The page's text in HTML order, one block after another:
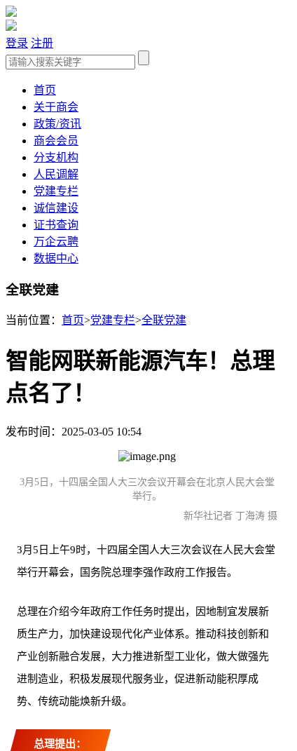
登录 注册
首页
关于商会
政策/资讯
商会会员
分支机构
人民调解
党建专栏
诚信建设
证书查询
万企云聘
数据中心
全联党建
当前位置： 首页>党建专栏>全联党建
智能网联新能源汽车！总理
点名了！
发布时间：2025-03-05 10:54
3月5日，十四届全国人大三次会议开幕会在北京人民大会堂
举行。
新华社记者 丁海涛 摄
3月5日上午9时，十四届全国人大三次会议在人民大会堂
举行开幕会，国务院总理李强作政府工作报告。
总理在介绍今年政府工作任务时提出，因地制宜发展新
质生产力，加快建设现代化产业体系。推动科技创新和
产业创新融合发展，大力推进新型工业化，做大做强先
进制造业，积极发展现代服务业，促进新动能积厚成
势、传统动能焕新升级。
总理提出：